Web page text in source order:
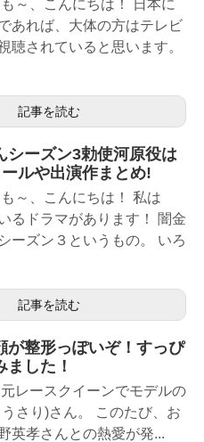
～、こんにちは！ 日本に
あれば、大体の方はテレビ
聴されていると思います。
記事を読む
シーズン3勅使河原役は
ルや出演作まとめ!
～、こんにちは！ 私は
るドラマがあります！ 闇金
ーズン３というもの。 いろ
記事を読む
が整形っぽいぞ！すっぴ
ました！
レースクイーンでモデルの
さり)さん。 このたび、お
英孝さんとの熱愛が発...